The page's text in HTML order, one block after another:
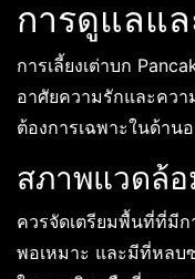
การดูแลแล
การเลี้ยงเต่าบก
อาศัยความรักและควา
ต้องการเฉพาะในด้าน
สภาพแวดล้อ
ควรจัดเตรียมพื้นที่ที่มีก
พอเหมาะ และมีที่หลบ